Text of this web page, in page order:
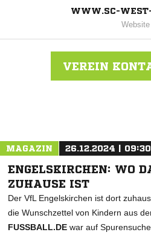
WWW.SC-
Website
VEREIN
MAGAZIN 26.12.2024 | 09:30
ENGELSKIRCHEN: WO
ZUHAUSE IST
Der VfL Engelskirchen ist dort
die Wunschzettel von Kindern aus
FUSSBALL.DE war auf